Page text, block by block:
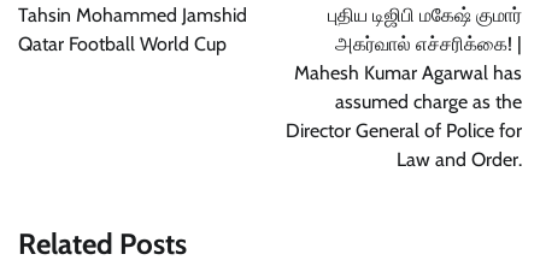
Tahsin Mohammed Jamshid
Qatar Football World Cup
புதிய டிஜிபி மகேஷ் குமார்
அகர்வால் எச்சரிக்கை! |
Mahesh Kumar Agarwal has
assumed charge as the
Director General of Police for
Law and Order.
Related Posts